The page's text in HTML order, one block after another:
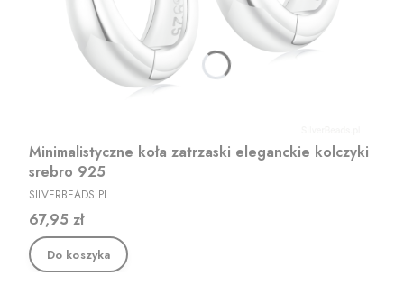
Minimalistyczne koła zatrzaski eleganckie kolczyki
srebro 925
PRODUCENT
SILVERBEADS.PL
Cena
67,95 zł
Do koszyka